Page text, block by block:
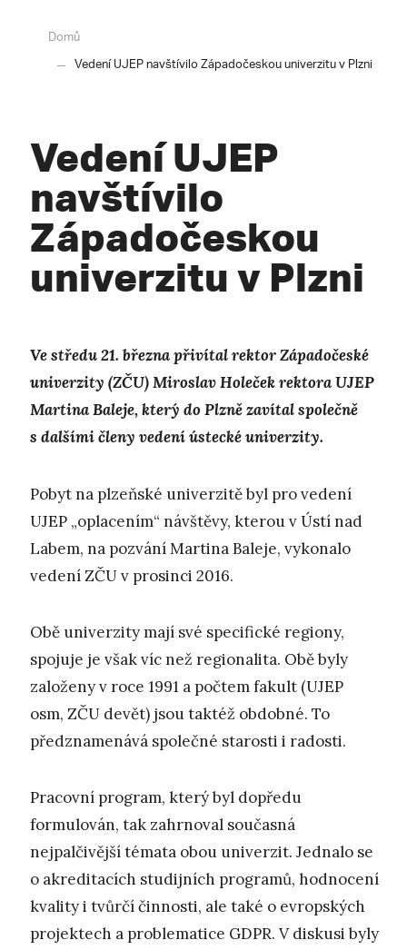
Domů
Vedení UJEP navštívilo Západočeskou univerzitu v Plzni
Vedení UJEP
navštívilo
Západočeskou
univerzitu v Plzni
Ve středu 21. března přivítal rektor Západočeské
univerzity (ZČU) Miroslav Holeček rektora UJEP
Martina Baleje, který do Plzně zavítal společně
s dalšími členy vedení ústecké univerzity.
Pobyt na plzeňské univerzitě byl pro vedení
UJEP „oplacením“ návštěvy, kterou v Ústí nad
Labem, na pozvání Martina Baleje, vykonalo
vedení ZČU v prosinci 2016.
Obě univerzity mají své specifické regiony,
spojuje je však víc než regionalita. Obě byly
založeny v roce 1991 a počtem fakult (UJEP
osm, ZČU devět) jsou taktéž obdobné. To
předznamenává společné starosti i radosti.
Pracovní program, který byl dopředu
formulován, tak zahrnoval současná
nejpalčivější témata obou univerzit. Jednalo se
o akreditacích studijních programů, hodnocení
kvality i tvůrčí činnosti, ale také o evropských
projektech a problematice GDPR. V diskusi byly